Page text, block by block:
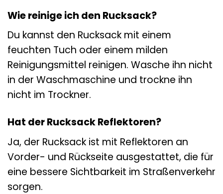
Wie reinige ich den Rucksack?
Du kannst den Rucksack mit einem
feuchten Tuch oder einem milden
Reinigungsmittel reinigen. Wasche ihn nicht
in der Waschmaschine und trockne ihn
nicht im Trockner.
Hat der Rucksack Reflektoren?
Ja, der Rucksack ist mit Reflektoren an
Vorder- und Rückseite ausgestattet, die für
eine bessere Sichtbarkeit im Straßenverkehr
sorgen.